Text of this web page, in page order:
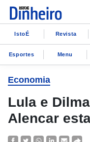
IstoÉ Revista
Esportes Menu
Economia
Lula e
Alencar